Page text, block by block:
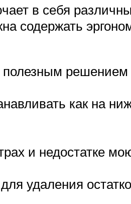
в себя
содержать
решением
как на
и недостатке
удаления